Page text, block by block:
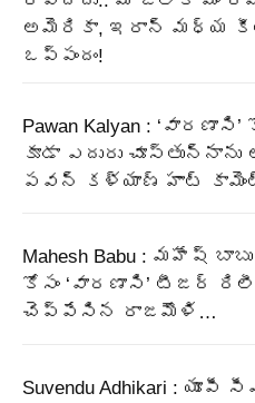
అమెరికా, ఇరాన్‌ మధ్య
ఒప్పందం!
Pawan Kalyan : ‘వారణాసి’
కూడా ఎదురు చూస్తున్నాను
పవన్ కళ్యాణ్ హాట్
Mahesh Babu : మహేష్
కోసం ‘వారణాసి’ టీజర్
చెప్పేసిన రాజమౌళి…
Suvendu Adhikari : యూపీ